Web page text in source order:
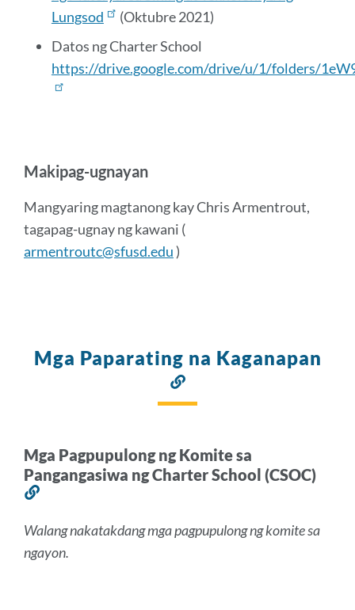
Lungsod
(Oktubre 2021)
Datos ng Charter School
https://drive.google.com/drive/u/1/folders/
Makipag-ugnayan
Mangyaring magtanong kay Chris Armentrout,
tagapag-ugnay ng kawani (
armentroutc@sfusd.edu)
Mga Paparating na Kaganapan
Link
sa
Mga Pagpupulong ng Komite sa
Pangangasiwa ng Charter School (CSOC)
seksyong
ito
Walang nakatakdang mga pagpupulong ng komite sa
ngayon.